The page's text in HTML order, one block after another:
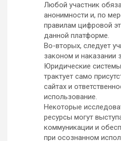
Любой участник
анонимности и, по
правилам цифровой
данной платформе.
Во-вторых, следует
законом и наказании
Юридические
трактует само
сайтах и
использование.
Некоторые
ресурсы могут
коммуникации и
при осознанном